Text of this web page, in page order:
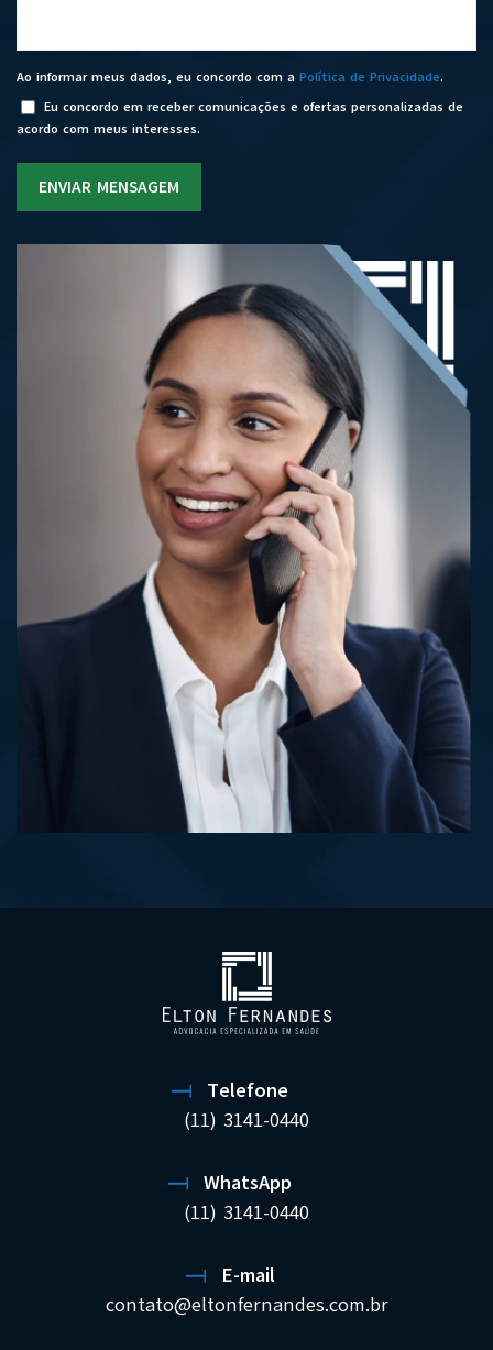
Ao informar meus dados, eu concordo com a Política de Privacidade.
Eu concordo em receber comunicações e ofertas personalizadas de
acordo com meus interesses.
ENVIAR MENSAGEM
Telefone
(11) 3141-0440
WhatsApp
(11) 3141-0440
E-mail
contato@eltonfernandes.com.br